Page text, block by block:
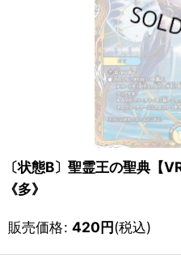
〔状態B〕聖霊王の聖典【
《多》
販売価格: 420円(税込)